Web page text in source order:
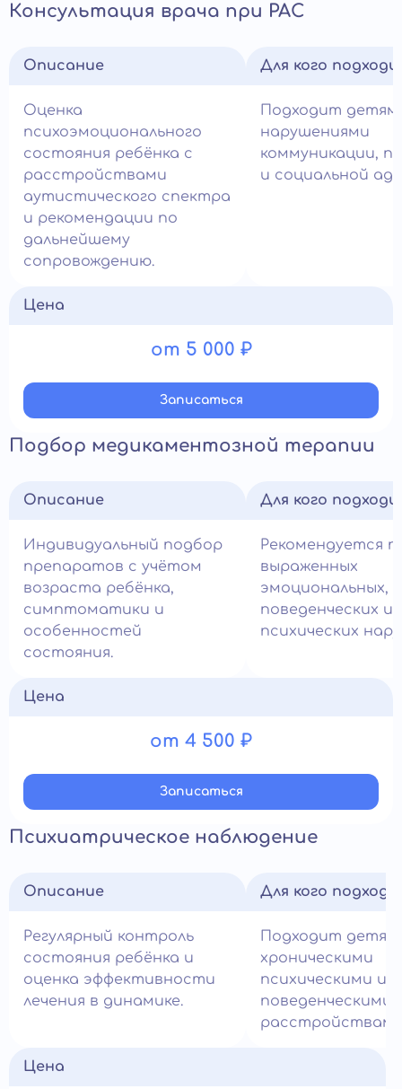
Консультация врача при РАС
Описание
Оценка
психоэмоционального
состояния ребёнка с
расстройствами
аутистического спектра
и рекомендации по
дальнейшему
сопровождению.
Для кого
Подходит детям
нарушениями
коммуникации,
и социальной
Цена
от 5 000 ₽
Записатьcя
Подбор медикаментозной терапии
Описание
Индивидуальный подбор
препаратов с учётом
возраста ребёнка,
симптоматики и
особенностей
состояния.
Для кого
Рекомендуется
выраженных
эмоциональных,
поведенческих и
психических
Цена
от 4 500 ₽
Записатьcя
Психиатрическое наблюдение
Описание
Регулярный контроль
состояния ребёнка и
оценка эффективности
лечения в динамике.
Для кого
Подходит детям
хроническими
психическими и
поведенческими
Цена